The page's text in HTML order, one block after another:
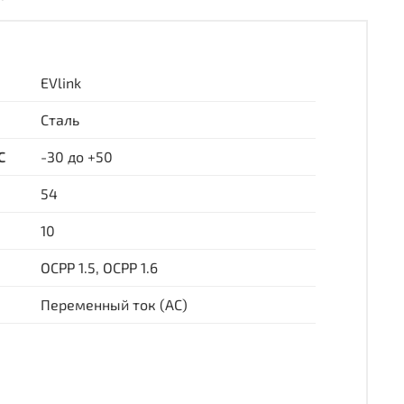
EVlink
Сталь
-30 до +50
54
10
OCPP 1.5, OCPP 1.6
Переменный ток (AC)